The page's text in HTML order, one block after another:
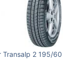
Transalp 2 195/